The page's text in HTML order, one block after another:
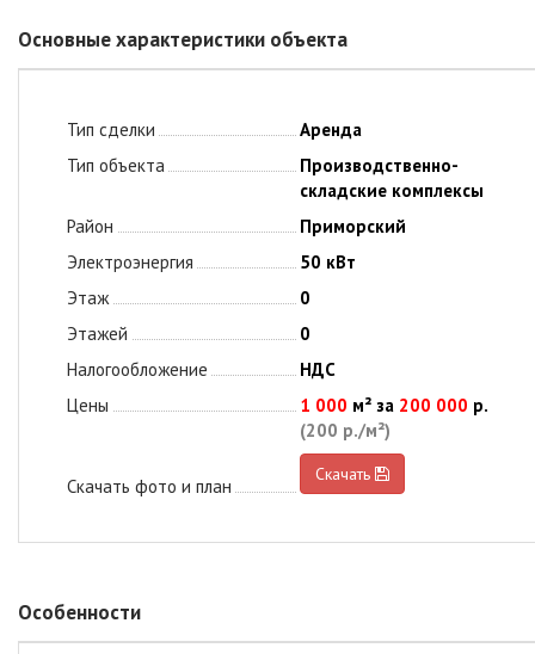
Основные характеристики объекта
Тип сделки
Аренда
Тип объекта
Производственно-
складские комплексы
Район
Приморский
Электроэнергия
50 кВт
Этаж
0
Этажей
0
Налогообложение
НДС
Цены
1 000 м² за 200 000 р.
(200 р./м²)
Скачать фото и план
Скачать
Особенности